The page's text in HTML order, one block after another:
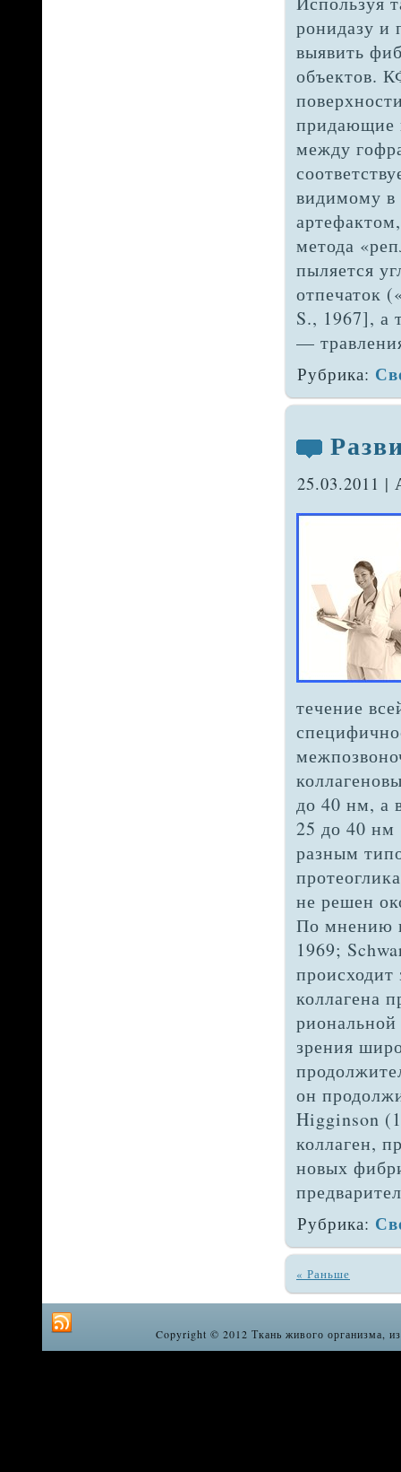
ронидазу и
вы­явить
объектов.
придающие
между
видимому в
метода
пыляется
отпе­чаток
S., 1967], а
—
Рубрика:
25.03.2011
течение
до 40 нм, а
25 до 40 нм
разным
не решен
По мнению
1969;
коллагена
зрения
он
Higginson
коллаген,
новых
Рубрика:
« Раньше
Copyright © 2012 Ткань живого организма,